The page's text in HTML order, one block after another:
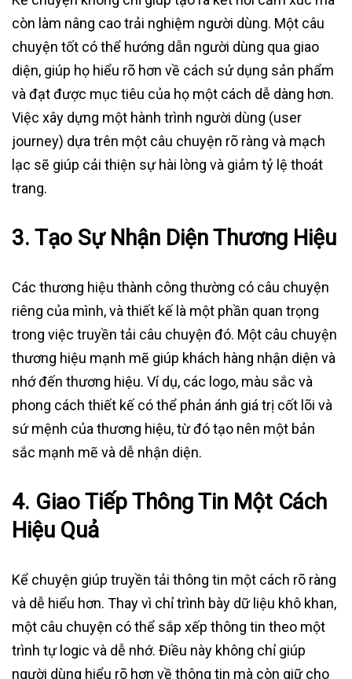
còn làm nâng cao trải nghiệm người dùng. Một câu
chuyện tốt có thể hướng dẫn người dùng qua giao
diện, giúp họ hiểu rõ hơn về cách sử dụng sản phẩm
và đạt được mục tiêu của họ một cách dễ dàng hơn.
Việc xây dựng một hành trình người dùng (user
journey) dựa trên một câu chuyện rõ ràng và mạch
lạc sẽ giúp cải thiện sự hài lòng và giảm tỷ lệ thoát
trang.
3. Tạo Sự Nhận Diện Thương Hiệu
Các thương hiệu thành công thường có câu chuyện
riêng của mình, và thiết kế là một phần quan trọng
trong việc truyền tải câu chuyện đó. Một câu chuyện
thương hiệu mạnh mẽ giúp khách hàng nhận diện và
nhớ đến thương hiệu. Ví dụ, các logo, màu sắc và
phong cách thiết kế có thể phản ánh giá trị cốt lõi và
sứ mệnh của thương hiệu, từ đó tạo nên một bản
sắc mạnh mẽ và dễ nhận diện.
4. Giao Tiếp Thông Tin Một Cách
Hiệu Quả
Kể chuyện giúp truyền tải thông tin một cách rõ ràng
và dễ hiểu hơn. Thay vì chỉ trình bày dữ liệu khô khan,
một câu chuyện có thể sắp xếp thông tin theo một
trình tự logic và dễ nhớ. Điều này không chỉ giúp
người dùng hiểu rõ hơn về thông tin mà còn giữ cho